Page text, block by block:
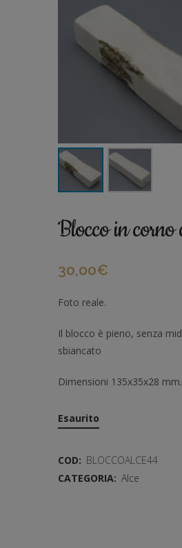
Blocco in corno
30,00€
Foto reale.
Il blocco è pieno, senza
sbiancato
Dimensioni 135x35x28
Esaurito
COD: BLOCCOALCE44
CATEGORIA: Alce